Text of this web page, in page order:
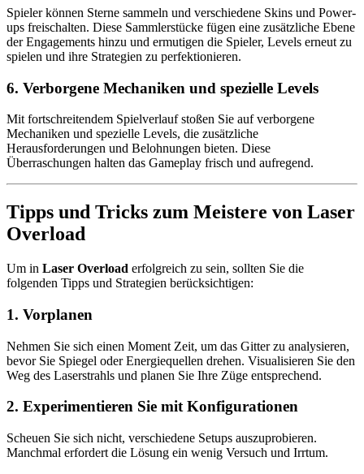
Spieler können Sterne sammeln und verschiedene Skins und Power-
ups freischalten. Diese Sammlerstücke fügen eine zusätzliche Ebene
der Engagements hinzu und ermutigen die Spieler, Levels erneut zu
spielen und ihre Strategien zu perfektionieren.
6. Verborgene Mechaniken und spezielle Levels
Mit fortschreitendem Spielverlauf stoßen Sie auf verborgene
Mechaniken und spezielle Levels, die zusätzliche
Herausforderungen und Belohnungen bieten. Diese
Überraschungen halten das Gameplay frisch und aufregend.
Tipps und Tricks zum Meistere von Laser
Overload
Um in Laser Overload erfolgreich zu sein, sollten Sie die
folgenden Tipps und Strategien berücksichtigen:
1. Vorplanen
Nehmen Sie sich einen Moment Zeit, um das Gitter zu analysieren,
bevor Sie Spiegel oder Energiequellen drehen. Visualisieren Sie den
Weg des Laserstrahls und planen Sie Ihre Züge entsprechend.
2. Experimentieren Sie mit Konfigurationen
Scheuen Sie sich nicht, verschiedene Setups auszuprobieren.
Manchmal erfordert die Lösung ein wenig Versuch und Irrtum.